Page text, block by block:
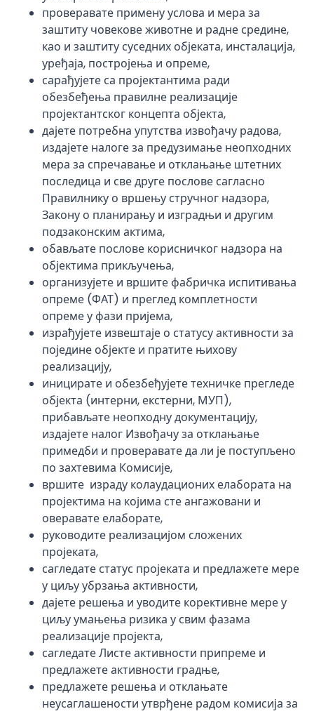
проверавате примену услова и мера за
заштиту човекове животне и радне средине,
као и заштиту суседних објеката, инсталација,
уређаја, постројења и опреме,
сарађујете са пројектантима ради
обезбеђења правилне реализације
пројектантског концепта објекта,
дајете потребна упутства извођачу радова,
издајете налоге за предузимање неопходних
мера за спречавање и отклањање штетних
последица и све друге послове сагласно
Правилнику о вршењу стручног надзора,
Закону о планирању и изградњи и другим
подзаконским актима,
обављате послове корисничког надзора на
објектима прикључења,
организујете и вршите фабричка испитивања
опреме (ФАТ) и преглед комплетности
опреме у фази пријема,
израђујете извештаје о статусу активности за
поједине објекте и пратите њихову
реализацију,
иницирате и обезбеђујете техничке прегледе
објекта (интерни, екстерни, МУП),
прибављате неопходну документацију,
издајете налог Извођачу за отклањање
примедби и проверавате да ли је поступљено
по захтевима Комисије,
вршите израду колаудационих елабората на
пројектима на којима сте ангажовани и
оверавате елаборате,
руководите реализацијом сложених
пројеката,
сагледате статус пројеката и предлажете мере
у циљу убрзања активности,
дајете решења и уводите корективне мере у
циљу умањења ризика у свим фазама
реализације пројекта,
сагледате Листе активности припреме и
предлажете активности градње,
предлажете решења и отклањате
неусаглашености утврђене радом комисија за